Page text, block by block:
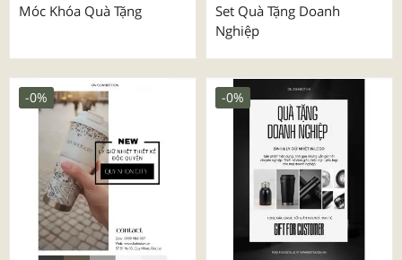
Móc Khóa Quà Tặng
Set Quà Tặng Doanh
Nghiệp
-0% -0%